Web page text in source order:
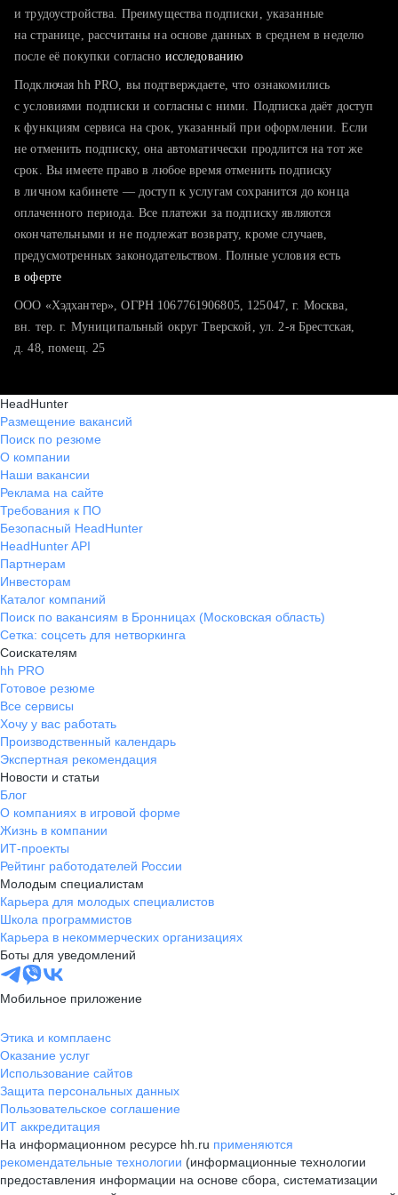
тратите много времени на поиск и вручную поднимаете
хотите сравнить себя с конкурентами и оценить шансы
и трудоустройства. Преимущества подписки, указанные
на странице, рассчитаны на основе данных в среднем в неделю
после её покупки согласно исследованию
Подключая hh PRO, вы подтверждаете, что ознакомились
с условиями подписки и согласны с ними. Подписка даёт доступ
к функциям сервиса на срок, указанный при оформлении. Если
не отменить подписку, она автоматически продлится на тот же
срок. Вы имеете право в любое время отменить подписку
в личном кабинете — доступ к услугам сохранится до конца
оплаченного периода. Все платежи за подписку являются
окончательными и не подлежат возврату, кроме случаев,
предусмотренных законодательством. Полные условия есть
в оферте
ООО «Хэдхантер», ОГРН 1067761906805, 125047, г. Москва,
вн. тер. г. Муниципальный округ Тверской, ул. 2-я Брестская,
д. 48, помещ. 25
HeadHunter
Размещение вакансий
Поиск по резюме
О компании
Наши вакансии
Реклама на сайте
Требования к ПО
Безопасный HeadHunter
HeadHunter API
Партнерам
Инвесторам
Каталог компаний
Поиск по вакансиям в Бронницах (Московская область)
Сетка: соцсеть для нетворкинга
Соискателям
hh PRO
Готовое резюме
Все сервисы
Хочу у вас работать
Производственный календарь
Экспертная рекомендация
Новости и статьи
Блог
О компаниях в игровой форме
Жизнь в компании
ИТ-проекты
Рейтинг работодателей России
Молодым специалистам
Карьера для молодых специалистов
Школа программистов
Карьера в некоммерческих организациях
Боты для уведомлений
Мобильное приложение
Этика и комплаенс
Оказание услуг
Использование сайтов
Защита персональных данных
Пользовательское соглашение
ИТ аккредитация
На информационном ресурсе hh.ru применяются
рекомендательные технологии (информационные технологии
предоставления информации на основе сбора, систематизации